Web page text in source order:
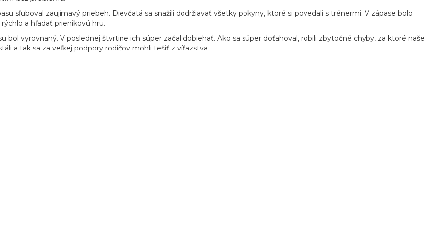
sľuboval zaujímavý priebeh. Dievčatá sa snažili dodržiavať všetky pokyny, ktoré si povedali s trénermi. V zápase bolo
a hľadať prienikovú hru.
bol vyrovnaný. V poslednej štvrtine ich súper začal dobiehať. Ako sa súper doťahoval, robili zbytočné chyby, za ktoré naše
a tak sa za veľkej podpory rodičov mohli tešiť z víťazstva.